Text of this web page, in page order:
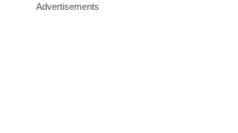
Advertisements